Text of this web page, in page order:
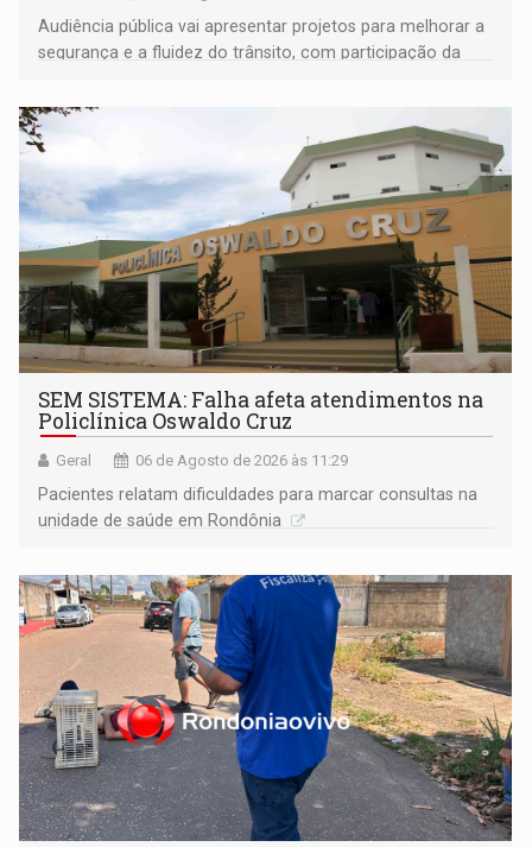
Audiência pública vai apresentar projetos para melhorar a
segurança e a fluidez do trânsito, com participação da
SEM SISTEMA: Falha afeta atendimentos na
Policlínica Oswaldo Cruz
Geral 06 de Agosto de 2026 às 11:29
Pacientes relatam dificuldades para marcar consultas na
unidade de saúde em Rondônia